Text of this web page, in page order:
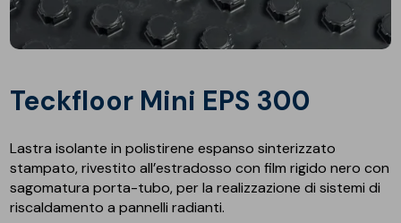
Teckfloor Mini EPS 300
Lastra isolante in polistirene espanso sinterizzato
stampato, rivestito all’estradosso con film rigido nero con
sagomatura porta-tubo, per la realizzazione di sistemi di
riscaldamento a pannelli radianti.